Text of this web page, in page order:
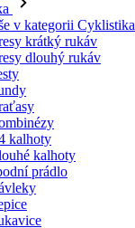
v kategorii Cyklistika
krátký rukáv
dlouhý rukáv
kalhoty
kalhoty
prádlo